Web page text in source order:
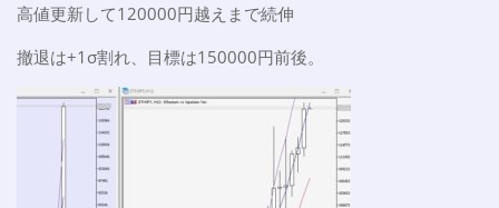
高値更新して120000円越えまで続伸
撤退は+1σ割れ、目標は150000円前後。